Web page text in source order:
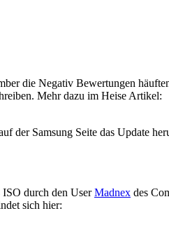
die Negativ Bewertungen
Mehr dazu im Heise Artikel:
der Samsung Seite das Update
durch den UserMadnex des
sich hier: